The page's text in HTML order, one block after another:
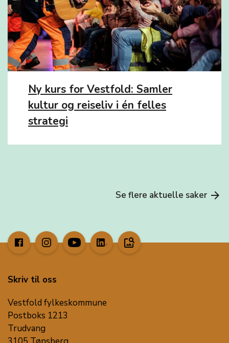
Ny kurs for Vestfold: Samler
kultur og reiseliv i én felles
strategi
Se flere aktuelle saker arrow_forward
image_search
Skriv til oss
Vestfold fylkeskommune
Postboks 1213
Trudvang